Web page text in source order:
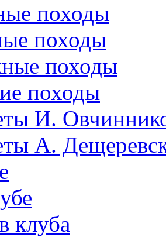
походы
походы
походы
походы
И.
А.
клуба